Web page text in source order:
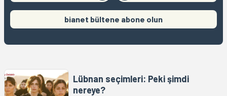
bianet bültene abone olun
Lübnan seçimleri: Peki şimdi
nereye?